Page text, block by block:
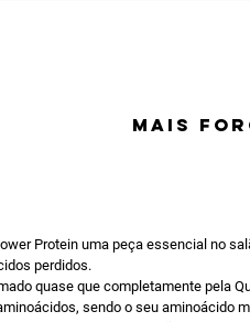
MAIS
Protein uma peça essencial no
perdidos.
quase que completamente pela
sendo o seu aminoácido